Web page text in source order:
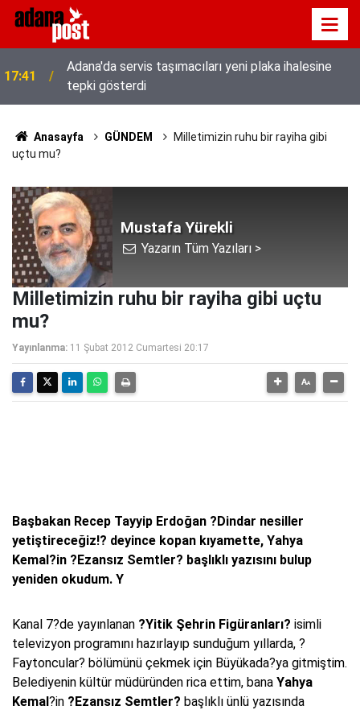
17:41
Adana'da servis taşımacıları yeni plaka ihalesine
tepki gösterdi
Anasayfa GÜNDEM
Milletimizin ruhu bir rayiha gibi
uçtu mu?
Mustafa Yürekli
Yazarın Tüm Yazıları >
Milletimizin ruhu bir rayiha gibi uçtu
mu?
Yayınlanma: 11 Şubat 2012 Cumartesi 20:17
Başbakan Recep Tayyip Erdoğan ?Dindar nesiller
yetiştireceğiz!? deyince kopan kıyamette, Yahya
Kemal?in ?Ezansız Semtler? başlıklı yazısını bulup
yeniden okudum. Y
Kanal 7?de yayınlanan ?Yitik Şehrin Figüranları? isimli
televizyon programını hazırlayıp sunduğum yıllarda, ?
Faytoncular? bölümünü çekmek için Büyükada?ya gitmiştim.
Belediyenin kültür müdüründen rica ettim, bana Yahya
Kemal?in ?Ezansız Semtler? başlıklı ünlü yazısında